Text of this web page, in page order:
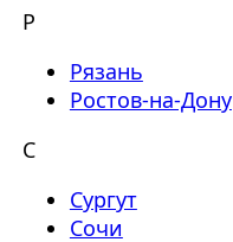
Р
Рязань
Ростов-на-Дону
С
Сургут
Сочи